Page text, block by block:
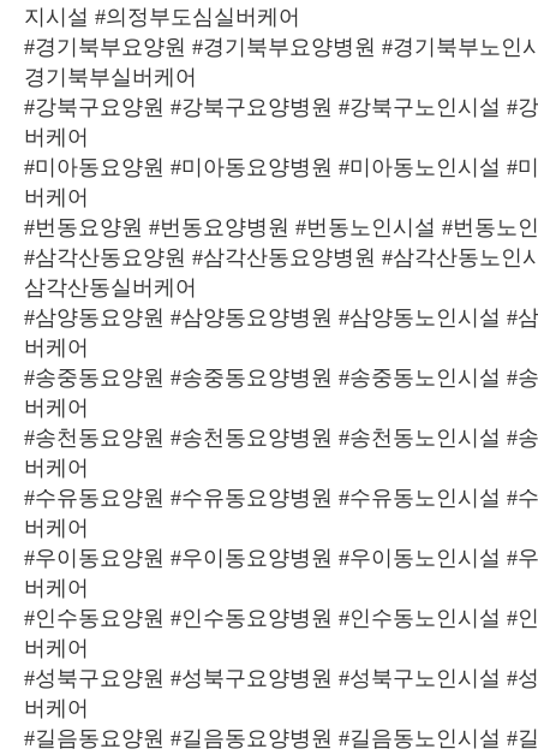
지시설 #의정부도심실버케어
#경기북부요양원 #경기북부요양병원 #경기북부노인
경기북부실버케어
#강북구요양원 #강북구요양병원 #강북구노인시설 #
버케어
#미아동요양원 #미아동요양병원 #미아동노인시설 #
버케어
#번동요양원 #번동요양병원 #번동노인시설 #번동노
#삼각산동요양원 #삼각산동요양병원 #삼각산동노인
삼각산동실버케어
#삼양동요양원 #삼양동요양병원 #삼양동노인시설 #
버케어
#송중동요양원 #송중동요양병원 #송중동노인시설 #
버케어
#송천동요양원 #송천동요양병원 #송천동노인시설 #
버케어
#수유동요양원 #수유동요양병원 #수유동노인시설 #
버케어
#우이동요양원 #우이동요양병원 #우이동노인시설 #
버케어
#인수동요양원 #인수동요양병원 #인수동노인시설 #
버케어
#성북구요양원 #성북구요양병원 #성북구노인시설 #
버케어
#길음동요양원 #길음동요양병원 #길음동노인시설 #